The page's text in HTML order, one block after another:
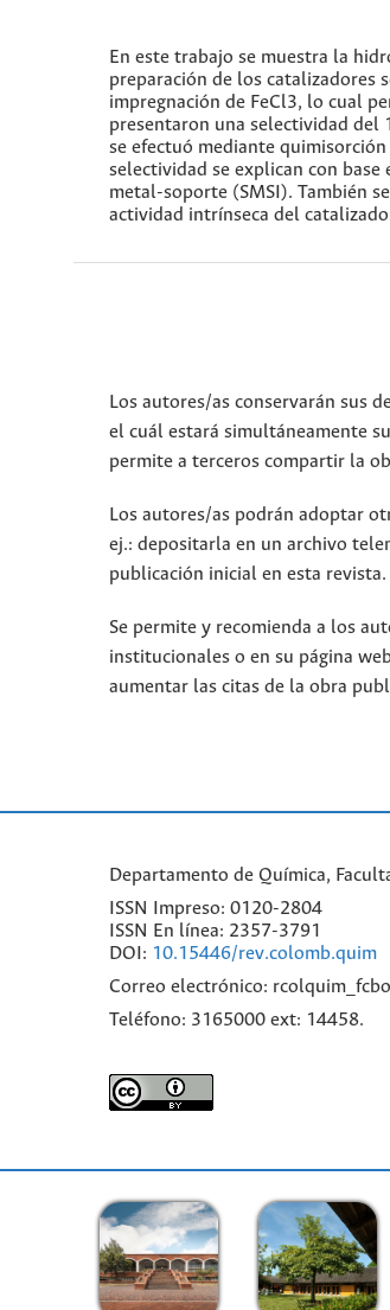
En este trabajo se muestra la
preparación de los catalizadores
impregnación de FeCl3, lo cual
presentaron una selectividad del
se efectuó mediante
selectividad se explican con
metal-soporte (SMSI). También
actividad intrínseca del
Los autores/as conservarán sus
el cuál estará simultáneamente
permite a terceros compartir la
Los autores/as podrán adoptar
ej.: depositarla en un archivo
publicación inicial en esta revista.
Se permite y recomienda a los
institucionales o en su página
aumentar las citas de la obra
Departamento de Química,
ISSN Impreso: 0120-2804
ISSN En línea: 2357-3791
DOI: 10.15446/rev.colomb.quim
Correo electrónico:
Teléfono: 3165000 ext: 14458.